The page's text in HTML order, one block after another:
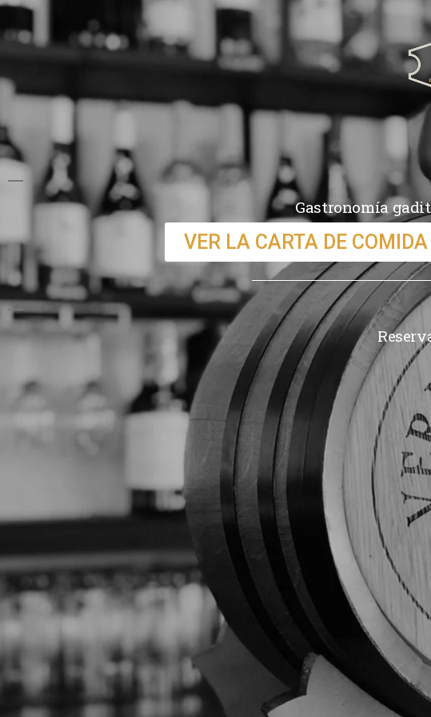
Gastronomía
VER LA CARTA DE COMIDA